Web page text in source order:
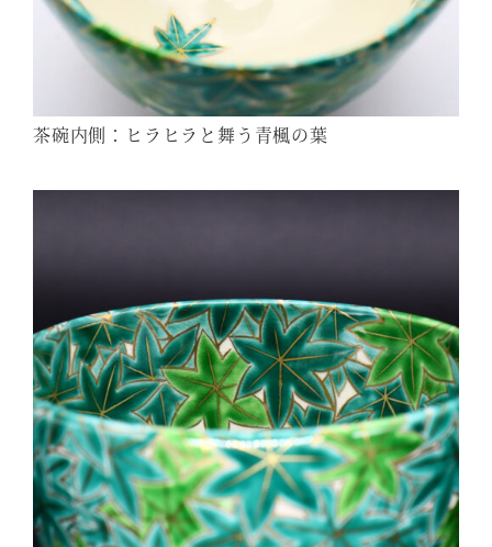
茶碗内側：ヒラヒラと舞う青楓の葉